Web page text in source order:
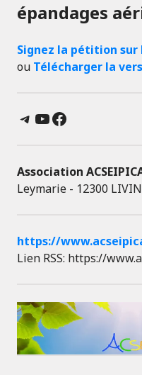
épandages
Signez la pétition sur
ou Télécharger la
Telegram
YouTube
Facebook
Association
Leymarie - 12300
https://
Lien RSS: https://